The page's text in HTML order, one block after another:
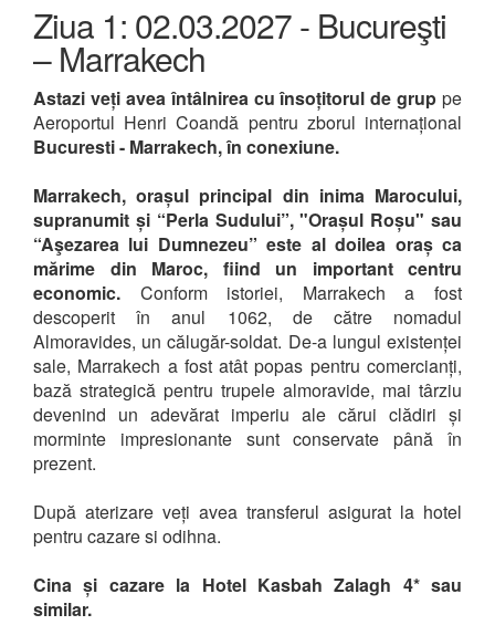
Ziua 1: 02.03.2027 - Bucureşti
– Marrakech
Astazi veți avea întâlnirea cu însoțitorul de grup pe
Aeroportul Henri Coandă pentru zborul internațional
Bucuresti - Marrakech, în conexiune.
Marrakech, orașul principal din inima Marocului,
supranumit și “Perla Sudului”, "Orașul Roșu" sau
“Aşezarea lui Dumnezeu” este al doilea oraș ca
mărime din Maroc, fiind un important centru
economic. Conform istoriei, Marrakech a fost
descoperit în anul 1062, de către nomadul
Almoravides, un călugăr-soldat. De-a lungul existenței
sale, Marrakech a fost atât popas pentru comercianți,
bază strategică pentru trupele almoravide, mai târziu
devenind un adevărat imperiu ale cărui clădiri și
morminte impresionante sunt conservate până în
prezent.
După aterizare veți avea transferul asigurat la hotel
pentru cazare si odihna.
Cina și cazare la Hotel Kasbah Zalagh 4* sau
similar.